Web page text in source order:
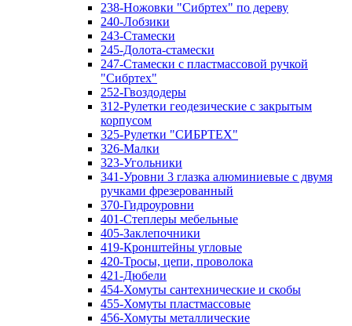
238-Ножовки "Сибртех" по дереву
240-Лобзики
243-Стамески
245-Долота-стамески
247-Стамески с пластмассовой ручкой
"Сибртех"
252-Гвоздодеры
312-Рулетки геодезические с закрытым
корпусом
325-Рулетки "СИБРТЕХ"
326-Малки
323-Угольники
341-Уровни 3 глазка алюминиевые с двумя
ручками фрезерованный
370-Гидроуровни
401-Степлеры мебельные
405-Заклепочники
419-Кронштейны угловые
420-Тросы, цепи, проволока
421-Дюбели
454-Хомуты сантехнические и скобы
455-Хомуты пластмассовые
456-Хомуты металлические